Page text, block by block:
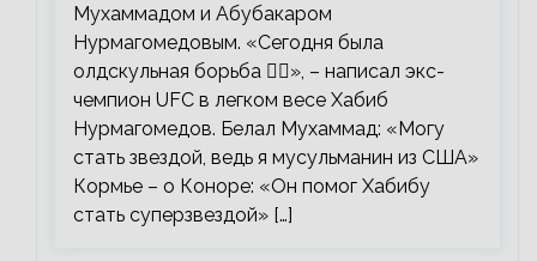
Мухаммадом и Абубакаром
Нурмагомедовым. «Сегодня была
олдскульная борьба 🤼‍♂️», – написал экс-
чемпион UFC в легком весе Хабиб
Нурмагомедов. Белал Мухаммад: «Могу
стать звездой, ведь я мусульманин из США»
Кормье – о Коноре: «Он помог Хабибу
стать суперзвездой» […]